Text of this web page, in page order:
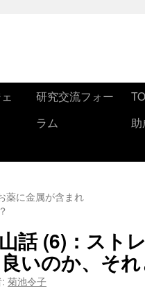
研究交流フォー
ラム
薬に金属が含まれ
話 (6)：スト
いのか、そ
菊池令子